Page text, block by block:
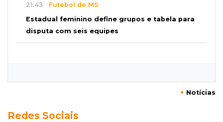
21:43 Futebol de MS
Estadual feminino define grupos e tabela para
disputa com seis equipes
na MS-278
21:02 Futebol de base
+ Notícias
Redes Sociais